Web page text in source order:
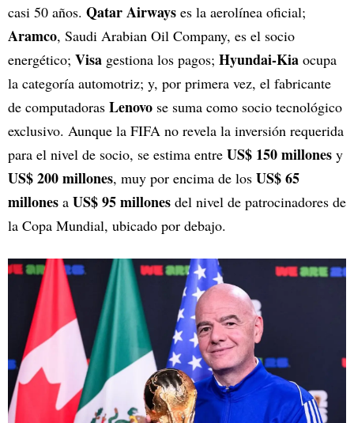
casi 50 años. Qatar Airways es la aerolínea oficial;
Aramco, Saudi Arabian Oil Company, es el socio
energético; Visa gestiona los pagos; Hyundai-Kia ocupa
la categoría automotriz; y, por primera vez, el fabricante
de computadoras Lenovo se suma como socio tecnológico
exclusivo. Aunque la FIFA no revela la inversión requerida
para el nivel de socio, se estima entre US$ 150 millones y
US$ 200 millones, muy por encima de los US$ 65
millones a US$ 95 millones del nivel de patrocinadores de
la Copa Mundial, ubicado por debajo.